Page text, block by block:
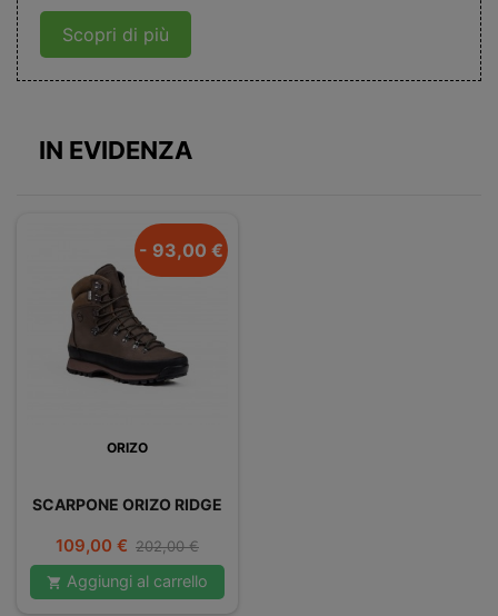
Scopri di più
IN EVIDENZA
- 93,00 €
ORIZO
SCARPONE ORIZO RIDGE
Prezzo
109,00 € Prezzo
base
202,00 €
 Aggiungi al carrello